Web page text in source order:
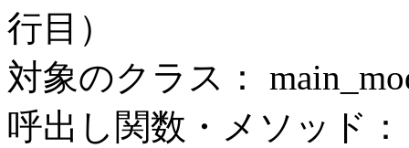
行目）
対象のクラス：
呼出し関数・メソッド：